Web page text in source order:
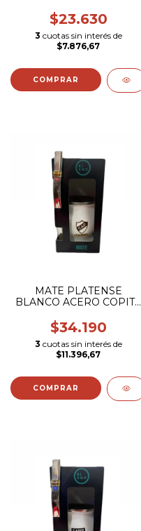
$23.630
3 cuotas sin interés de
$7.876,67
MATE PLATENSE
BLANCO ACERO COPITA
(ESCUDO COLOR)
$34.190
3 cuotas sin interés de
$11.396,67